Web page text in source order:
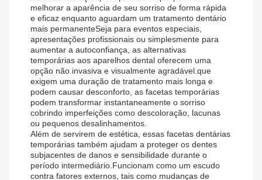
melhorar a aparência de seu sorriso de forma rápida
e eficaz enquanto aguardam um tratamento dentário
mais permanenteSeja para eventos especiais,
apresentações profissionais ou simplesmente para
aumentar a autoconfiança, as alternativas
temporárias aos aparelhos dental oferecem uma
opção não invasiva e visualmente agradável.que
exigem uma duração de tratamento mais longa e
podem causar desconforto, as facetas temporárias
podem transformar instantaneamente o sorriso
cobrindo imperfeições como descoloração, lacunas
ou pequenos desalinhamentos.
Além de servirem de estética, essas facetas dentárias
temporárias também ajudam a proteger os dentes
subjacentes de danos e sensibilidade durante o
período intermediário.Funcionam como um escudo
contra fatores externos, tais como mudanças de